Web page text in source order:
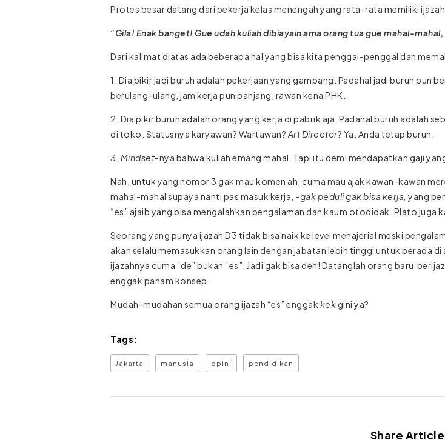
Protes besar datang dari pekerja kelas menengah yang rata-rata memiliki
“Gila! Enak banget! Gue udah kuliah dibiayain ama orang tua gue mahal-mahal,
Dari kalimat diatas ada beberapa hal yang bisa kita penggal-penggal dan
1. Dia pikir jadi buruh adalah pekerjaan yang gampang. Padahal jadi buruh pun
berulang-ulang, jam kerja pun panjang, rawan kena PHK.
2. Dia pikir buruh adalah orang yang kerja di pabrik aja. Padahal buruh adalah
di toko. Statusnya karyawan? Wartawan? Art Director? Ya, Anda tetap buruh.
3. Mindset-nya bahwa kuliah emang mahal. Tapi itu demi mendapatkan gaji
Nah, untuk yang nomor 3 gak mau komen ah, cuma mau ajak kawan-kawan
mahal-mahal supaya nanti pas masuk kerja, -gak peduli gak bisa kerja, yang
“es” ajaib yang bisa mengalahkan pengalaman dan kaum otodidak. Plato juga
Seorang yang punya ijazah D3 tidak bisa naik ke level menajerial meski
akan selalu memasukkan orang lain dengan jabatan lebih tinggi untuk berada
ijazahnya cuma “de” bukan “es”. Jadi gak bisa deh! Datanglah orang baru
enggak paham konsep.
Mudah-mudahan semua orang ijazah “es” enggak kek gini ya?
Tags:
Jakarta manusia opini pendidikan
Share Article